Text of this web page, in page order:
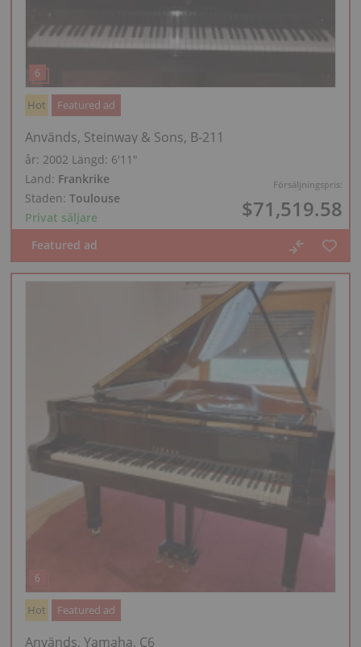
Försäljningspris:
$71,519.58
Hot Featured ad
Används, Steinway & Sons, B-211
år: 2002 Längd: 6′11″
Land: Frankrike
Staden: Toulouse
Privat säljare
Hot Featured ad
Används, Yamaha, C6